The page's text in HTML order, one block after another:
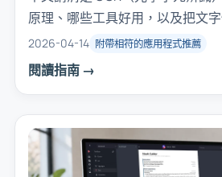
原理、哪些工具好用，以及把文
省事的辦法。
2026-04-14 附帶相符的應用程式推薦
閱讀指南 →